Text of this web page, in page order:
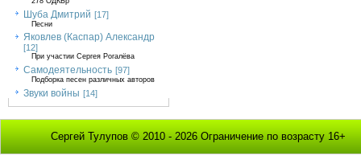
Шуба Дмитрий [17]
Песни
Яковлев (Каспар) Александр
[12]
При участии Сергея Рогалёва
Самодеятельность [97]
Подборка песен различных авторов
Звуки войны [14]
Сергей Тулупов © 2010 - 2026 Ограничение по возрасту 16+